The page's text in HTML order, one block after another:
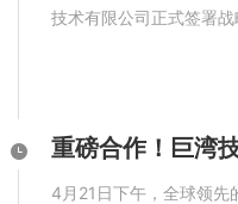
技术有限公司正式签署
4月21日下午，全球领先